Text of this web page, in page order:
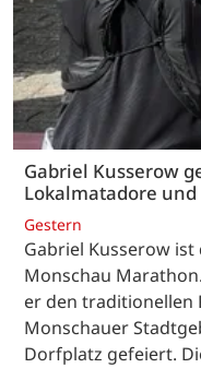
Gabriel Kusserow
Lokalmatadore
Gestern
Gabriel Kusserow
Monschau
er den traditionellen
Monschauer
Dorfplatz gefeiert.